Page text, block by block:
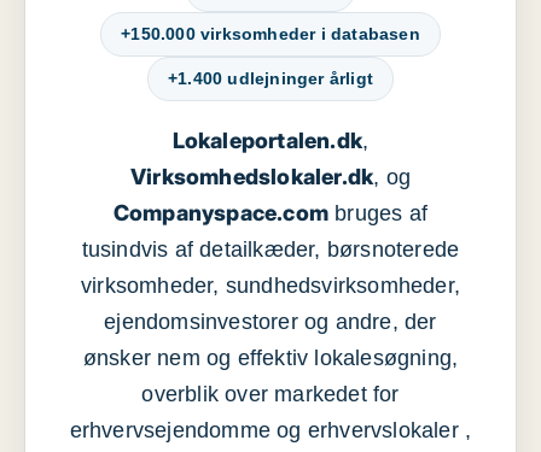
+150.000 virksomheder i databasen
+1.400 udlejninger årligt
Lokaleportalen.dk,
Virksomhedslokaler.dk, og
Companyspace.com bruges af
tusindvis af detailkæder, børsnoterede
virksomheder, sundhedsvirksomheder,
ejendomsinvestorer og andre, der
ønsker nem og effektiv lokalesøgning,
overblik over markedet for
erhvervsejendomme og erhvervslokaler ,